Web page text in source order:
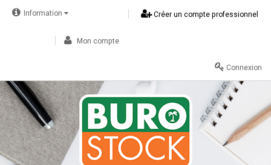
Information Créer un compte professionnel
Mon compte
Connexion